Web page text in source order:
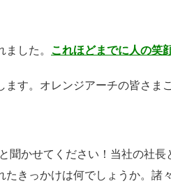
ました。 これほどまでに人の笑
ます。オレンジアーチの皆さま
聞かせてください！当社の社長
たきっかけは何でしょうか。諸